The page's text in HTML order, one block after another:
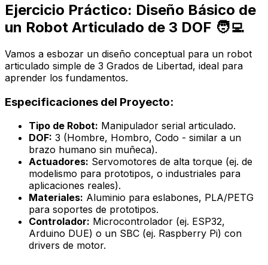
Ejercicio Práctico: Diseño Básico de
un Robot Articulado de 3 DOF 🧑‍💻
Vamos a esbozar un diseño conceptual para un robot
articulado simple de 3 Grados de Libertad, ideal para
aprender los fundamentos.
Especificaciones del Proyecto:
Tipo de Robot: Manipulador serial articulado.
DOF: 3 (Hombre, Hombro, Codo - similar a un
brazo humano sin muñeca).
Actuadores: Servomotores de alta torque (ej. de
modelismo para prototipos, o industriales para
aplicaciones reales).
Materiales: Aluminio para eslabones, PLA/PETG
para soportes de prototipos.
Controlador: Microcontrolador (ej. ESP32,
Arduino DUE) o un SBC (ej. Raspberry Pi) con
drivers de motor.